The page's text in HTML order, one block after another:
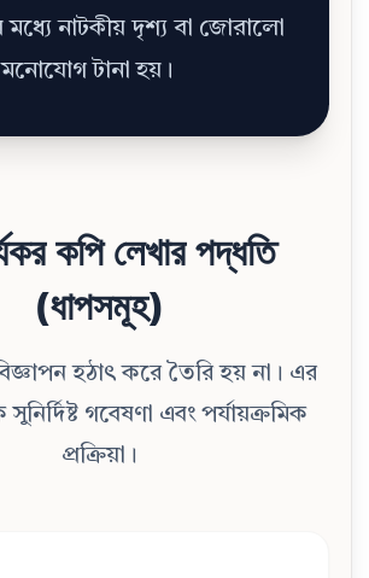
মধ্যে নাটকীয় দৃশ্য বা জোরালো
মনোযোগ টানা হয়।
কপি লেখার পদ্ধতি
(ধাপসমূহ)
হঠাৎ করে তৈরি হয় না। এর
গবেষণা এবং পর্যায়ক্রমিক
প্রক্রিয়া।